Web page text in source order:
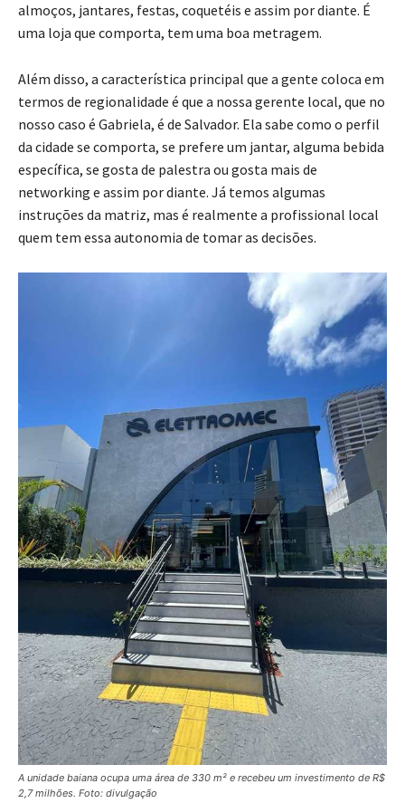
almoços, jantares, festas, coquetéis e assim por diante. É
uma loja que comporta, tem uma boa metragem.
Além disso, a característica principal que a gente coloca em
termos de regionalidade é que a nossa gerente local, que no
nosso caso é Gabriela, é de Salvador. Ela sabe como o perfil
da cidade se comporta, se prefere um jantar, alguma bebida
específica, se gosta de palestra ou gosta mais de
networking e assim por diante. Já temos algumas
instruções da matriz, mas é realmente a profissional local
quem tem essa autonomia de tomar as decisões.
A unidade baiana ocupa uma área de 330 m² e recebeu um investimento de R$
2,7 milhões. Foto: divulgação